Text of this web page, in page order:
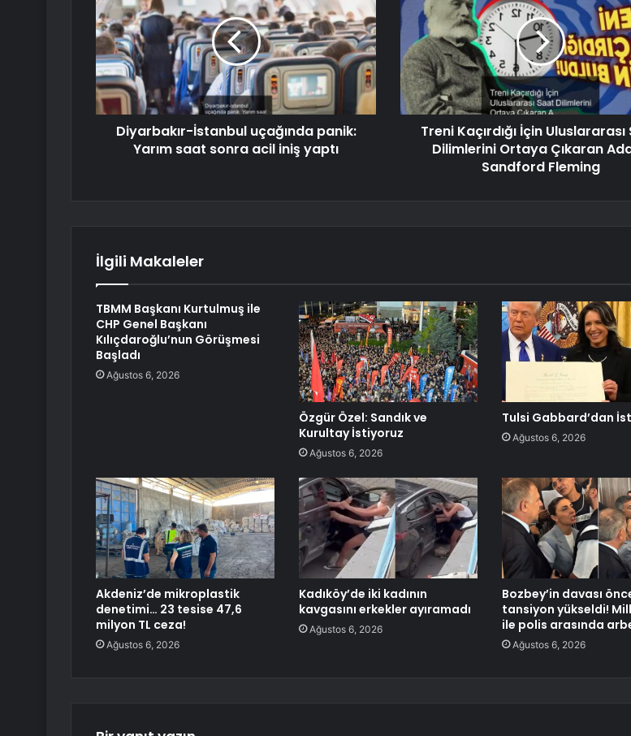
Diyarbakır-İstanbul uçağında panik:
Yarım saat sonra acil iniş yaptı
Treni Kaçırdığı İçin
Dilimlerini Ortaya Çıkaran
Sandford Fleming
İlgili Makaleler
TBMM Başkanı Kurtulmuş ile
CHP Genel Başkanı
Kılıçdaroğlu’nun Görüşmesi
Başladı
Ağustos 6, 2026
Özgür Özel: Sandık ve
Kurultay İstiyoruz
Ağustos 6, 2026
Tulsi Gabbard’dan
Ağustos 6, 2026
Akdeniz’de mikroplastik
denetimi… 23 tesise 47,6
milyon TL ceza!
Ağustos 6, 2026
Kadıköy’de iki kadının
kavgasını erkekler ayıramadı
Ağustos 6, 2026
Bozbey’in davası
tansiyon yükseldi!
ile polis arasında
Ağustos 6, 2026